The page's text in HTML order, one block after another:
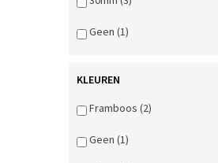
Geen (1)
KLEUREN
Framboos (2)
Geen (1)